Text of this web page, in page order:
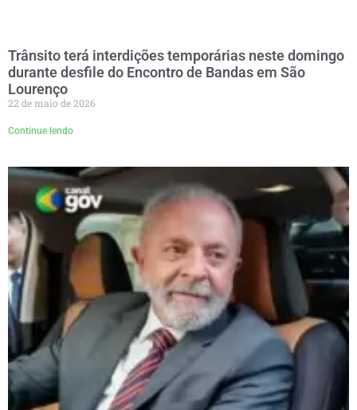
Trânsito terá interdições temporárias neste domingo
durante desfile do Encontro de Bandas em São
Lourenço
22 de maio de 2026
Continue lendo